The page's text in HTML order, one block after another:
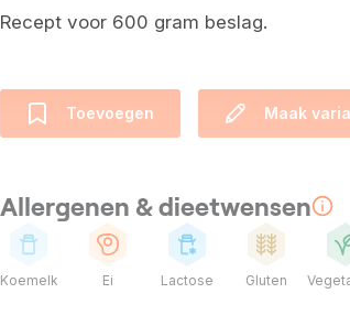
Recept voor 600 gram beslag.
Toevoegen Maak
Allergenen & dieetwensen
Koemelk Ei Lactose Gluten